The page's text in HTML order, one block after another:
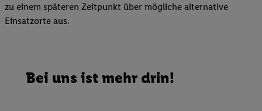
zu einem späteren Zeitpunkt über mögliche alternative
Einsatzorte aus.
Bei uns ist mehr drin!